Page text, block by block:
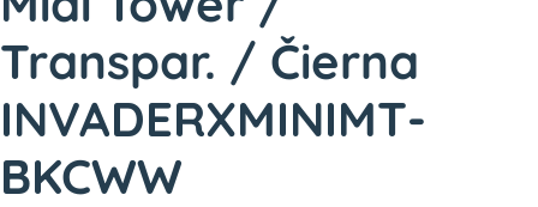
Transpar. / Čierna
INVADERXMINIMT-
BKCWW